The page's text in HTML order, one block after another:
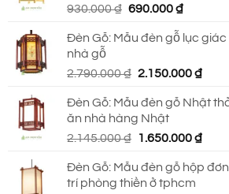
750.000
930.000₫ Giá
là:
690.000₫Giá
tại
690.000
Đèn Gỗ: Mẫu đèn gỗ lục
nhà gỗ
2.790.000₫ Giá
là:
2.790.000 ₫.
2.150.000₫Giá
tại
Đèn Gỗ: Mẫu đèn gỗ Nhật
ăn nhà hàng Nhật
2.145.000₫
Giá
là:
2.145.000 ₫.
1.650.000₫Giá
tại
Đèn Gỗ: Mẫu đèn gỗ hộp
trí phòng thiền ở tphcm